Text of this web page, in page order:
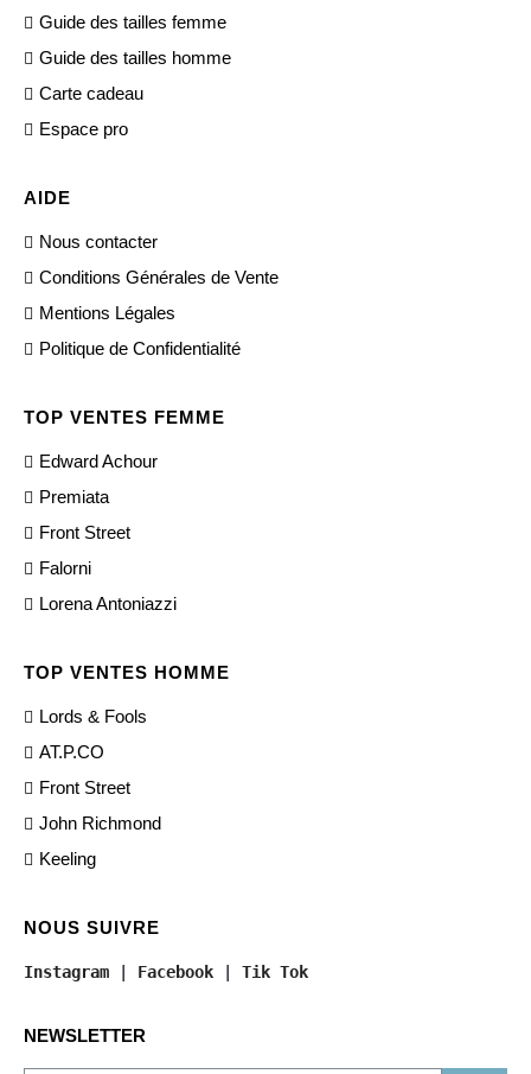
Guide des tailles femme
Guide des tailles homme
Carte cadeau
Espace pro
AIDE
Nous contacter
Conditions Générales de Vente
Mentions Légales
Politique de Confidentialité
TOP VENTES FEMME
Edward Achour
Premiata
Front Street
Falorni
Lorena Antoniazzi
TOP VENTES HOMME
Lords & Fools
AT.P.CO
Front Street
John Richmond
Keeling
NOUS SUIVRE
Instagram | Facebook | Tik Tok
NEWSLETTER